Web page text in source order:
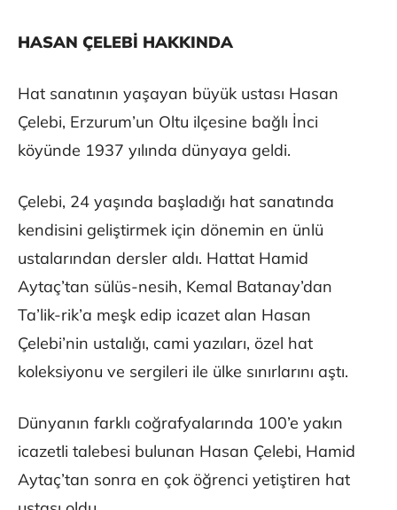
HASAN ÇELEBİ HAKKINDA
Hat sanatının yaşayan büyük ustası Hasan
Çelebi, Erzurum’un Oltu ilçesine bağlı İnci
köyünde 1937 yılında dünyaya geldi.
Çelebi, 24 yaşında başladığı hat sanatında
kendisini geliştirmek için dönemin en ünlü
ustalarından dersler aldı. Hattat Hamid
Aytaç’tan sülüs-nesih, Kemal Batanay’dan
Ta’lik-rik’a meşk edip icazet alan Hasan
Çelebi’nin ustalığı, cami yazıları, özel hat
koleksiyonu ve sergileri ile ülke sınırlarını aştı.
Dünyanın farklı coğrafyalarında 100’e yakın
icazetli talebesi bulunan Hasan Çelebi, Hamid
Aytaç’tan sonra en çok öğrenci yetiştiren hat